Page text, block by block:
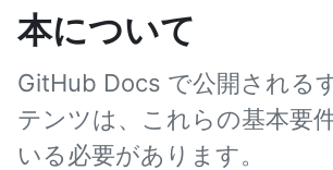
本について
GitHub Docs で公開される
テンツは、これらの基本要
いる必要があります。